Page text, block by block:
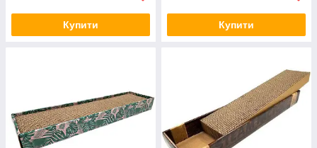
Купити Купити